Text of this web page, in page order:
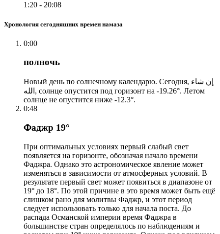
1:20 - 20:08
Хронология сегодняшних времен намаза
0:00
полночь
Новый день по солнечному календарю. Сегодня, إن شاء
الله, солнце опустится под горизонт на -19.26°. Летом
солнце не опустится ниже -12.3°.
0:48
Фаджр 19°
При оптимальных условиях первый слабый свет
появляется на горизонте, обозначая начало времени
Фаджра. Однако это астрономическое явление может
изменяться в зависимости от атмосферных условий. В
результате первый свет может появиться в диапазоне от
19° до 18°. По этой причине в это время может быть ещё
слишком рано для молитвы Фаджр, и этот период
следует использовать только для начала поста. До
распада Османской империи время Фаджра в
большинстве стран определялось по наблюдениям и